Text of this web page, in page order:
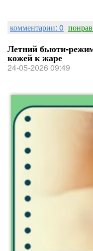
комментарии: 0
Летний
кожей к жаре
24-05-2026 09:49